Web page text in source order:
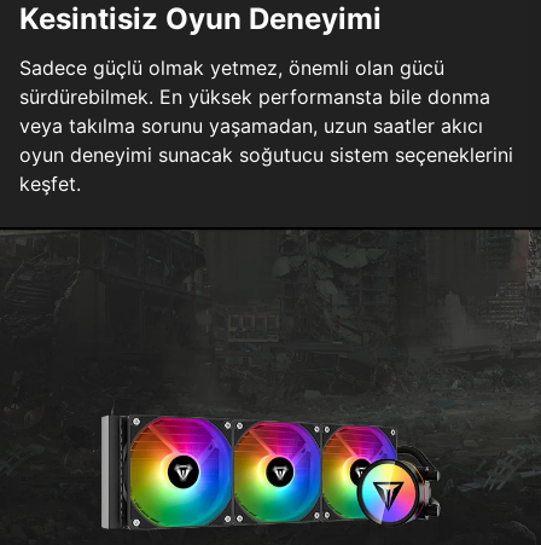
Kesintisiz Oyun Deneyimi
Sadece güçlü olmak yetmez, önemli olan gücü
sürdürebilmek. En yüksek performansta bile donma
veya takılma sorunu yaşamadan, uzun saatler akıcı
oyun deneyimi sunacak soğutucu sistem seçeneklerini
keşfet.